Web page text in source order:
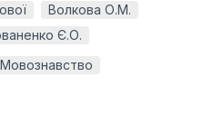
Волкова О.М.
Є.О.
Мовознавство